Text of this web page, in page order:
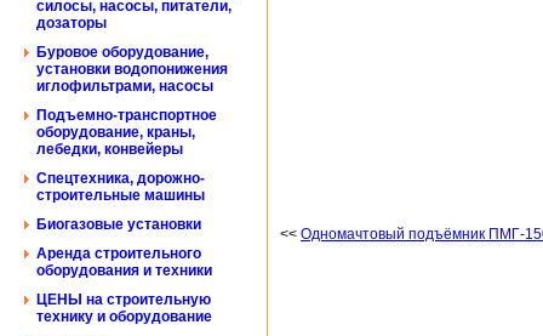
силосы, насосы, питатели,
дозаторы
Буровое оборудование,
установки водопонижения
иглофильтрами, насосы
Подъемно-транспортное
оборудование, краны,
лебедки, конвейеры
Спецтехника, дорожно-
строительные машины
Биогазовые установки
Аренда строительного
оборудования и техники
ЦЕНЫ на строительную
технику и оборудование
<< Одномачтовый подъёмник ПМГ-